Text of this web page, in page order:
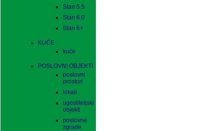
Stan 5.5
Stan 6.0
Stan 6+
KUĆE
kuće
POSLOVNI OBJEKTI
poslovni
prostori
lokali
ugostiteljski
objekti
poslovne
zgrade